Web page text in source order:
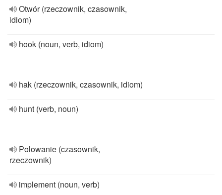
Otwór (rzeczownik, czasownik,
idiom)
hook (noun, verb, idiom)
hak (rzeczownik, czasownik, idiom)
hunt (verb, noun)
Polowanie (czasownik,
rzeczownik)
implement (noun, verb)